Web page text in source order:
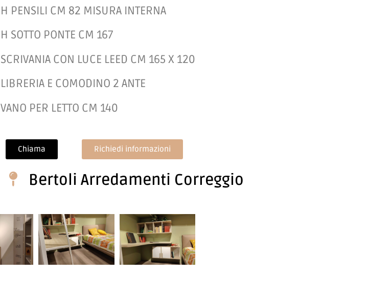
H PENSILI CM 82 MISURA INTERNA
H SOTTO PONTE CM 167
SCRIVANIA CON LUCE LEED CM 165 X 120
LIBRERIA E COMODINO 2 ANTE
VANO PER LETTO CM 140
Chiama Richiedi informazioni
Bertoli Arredamenti Correggio